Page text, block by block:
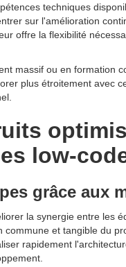
techniques
sur l'amélioration
offre la flexibilité
massif ou en formation
plus étroitement avec
low-
grâce aux
la synergie entre les
et tangible du
rapidement